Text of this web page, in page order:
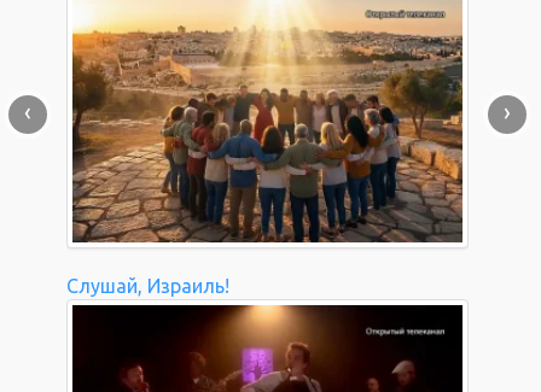
Слушай, Израиль!
‹ ›